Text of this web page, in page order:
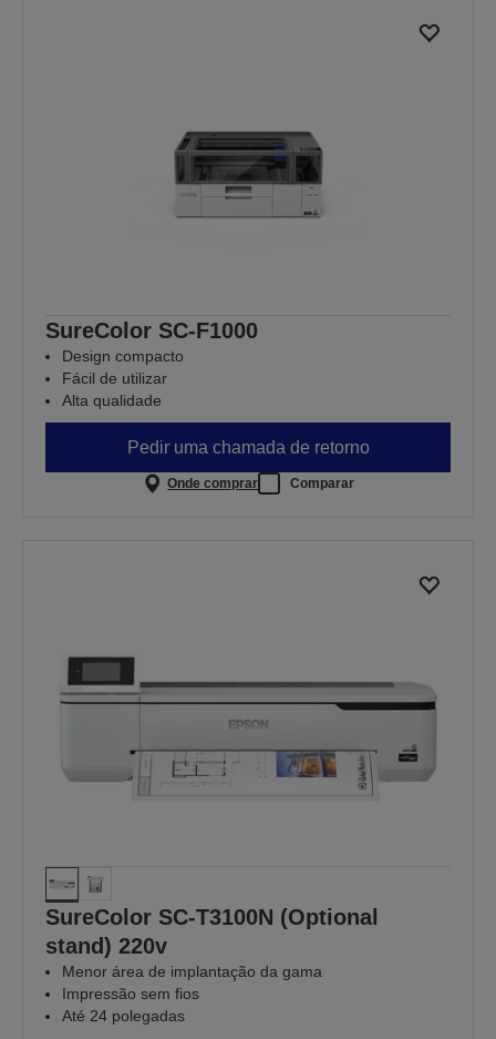
SureColor SC-F1000
Design compacto
Fácil de utilizar
Alta qualidade
Pedir uma chamada de retorno
Onde comprar Comparar
SureColor SC-T3100N (Optional
stand) 220v
Menor área de implantação da gama
Impressão sem fios
Até 24 polegadas